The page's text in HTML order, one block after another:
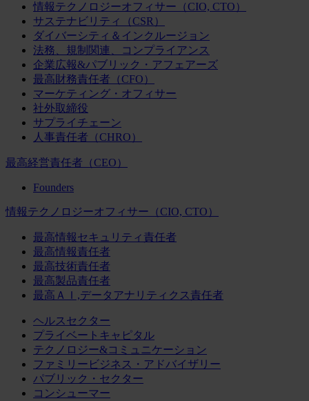
情報テクノロジーオフィサー（CIO, CTO）
サステナビリティ（CSR）
ダイバーシティ＆インクルージョン
法務、規制関連、コンプライアンス
企業広報&パブリック・アフェアーズ
最高財務責任者（CFO）
マーケティング・オフィサー
社外取締役
サプライチェーン
人事責任者（CHRO）
最高経営責任者（CEO）
Founders
情報テクノロジーオフィサー（CIO, CTO）
最高情報セキュリティ責任者
最高情報責任者
最高技術責任者
最高製品責任者
最高ＡＩ,データアナリティクス責任者
ヘルスセクター
プライベートキャピタル
テクノロジー&コミュニケーション
ファミリービジネス・アドバイザリー
パブリック・セクター
コンシューマー